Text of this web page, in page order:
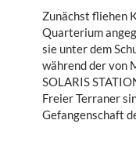
Zunächst fliehen
Quarterium
sie unter dem
während der von
SOLARIS
Freier Terraner
Gefangenschaft